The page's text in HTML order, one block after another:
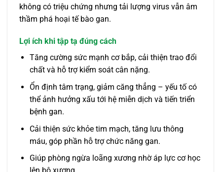
không có triệu chứng nhưng tải lượng virus vẫn âm
thầm phá hoại tế bào gan.
Lợi ích khi tập tạ đúng cách
Tăng cường sức mạnh cơ bắp, cải thiện trao đổi
chất và hỗ trợ kiểm soát cân nặng.
Ổn định tâm trạng, giảm căng thẳng – yếu tố có
thể ảnh hưởng xấu tới hệ miễn dịch và tiến triển
bệnh gan.
Cải thiện sức khỏe tim mạch, tăng lưu thông
máu, góp phần hỗ trợ chức năng gan.
Giúp phòng ngừa loãng xương nhờ áp lực cơ học